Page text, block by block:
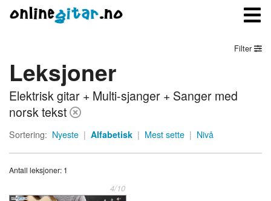
Meny
Logg inn
Bli medlem
Filter
Leksjoner
Elektrisk gitar + Multi-sjanger + Sanger med
norsk tekst
Sortering: Nyeste | Alfabetisk | Mest sette | Nivå
Antall leksjoner: 1
4/10